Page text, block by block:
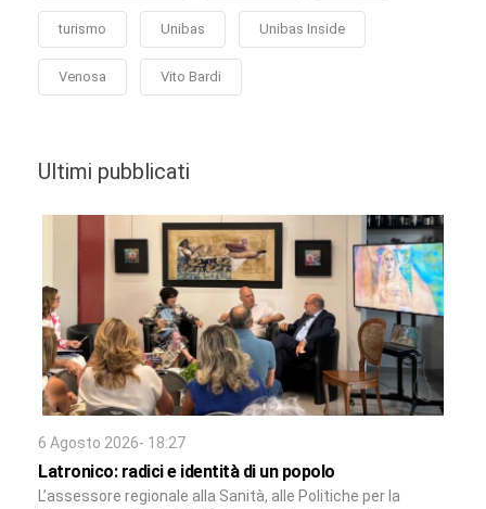
turismo Unibas Unibas Inside
Venosa Vito Bardi
Ultimi pubblicati
6 Agosto 2026- 18:27
Latronico: radici e identità di un popolo
L’assessore regionale alla Sanità, alle Politiche per la